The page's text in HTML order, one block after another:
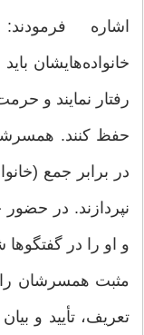
اشاره
خانواده‌هایشان
رفتار نمایند و
حفظ کنند.
در برابر جمع
نپردازند. در حضور
و او را در
مثبت همسرشان را
تعریف، تأیید و